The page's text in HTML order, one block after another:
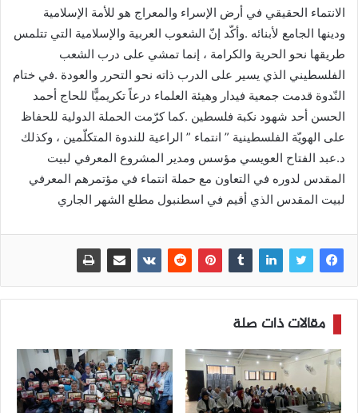
الانتماء الحقيقي في أرض الإسراء والمعراج هو للأمة الإسلامية
ودينها الجامع لأبنائه .وأكّد إنّ الشعوب العربية والإسلامية التي تتلمس
طريقها نحو الحرية والكرامة ، إنما تمشي على درب الشعب
الفلسطيني الذي يسير على الدرب ذاته نحو التحرر والعودة .في ختام
النّدوة قدمت جمعية فيدار وهيئة العلماء درعاً تكريميًّا للحاج أحمد
الحسن أحد شهود نكبة فلسطين .كما كرّمت الحملة الدولية للحفاظ
على الهويّة الفلسطينية ” انتماء ” الراعية للندوة المتكلّمين ، وكذلك
د.عبد الفتاح العويسي مؤسس ومدير المشروع المعرفي لبيت
المقدس لدوره في التعاون مع حملة انتماء في مؤتمرهم المعرفي
لبيت المقدس الذي أقيم في اسطنبول مطلع الشهر الجاري
مقالات ذات صلة